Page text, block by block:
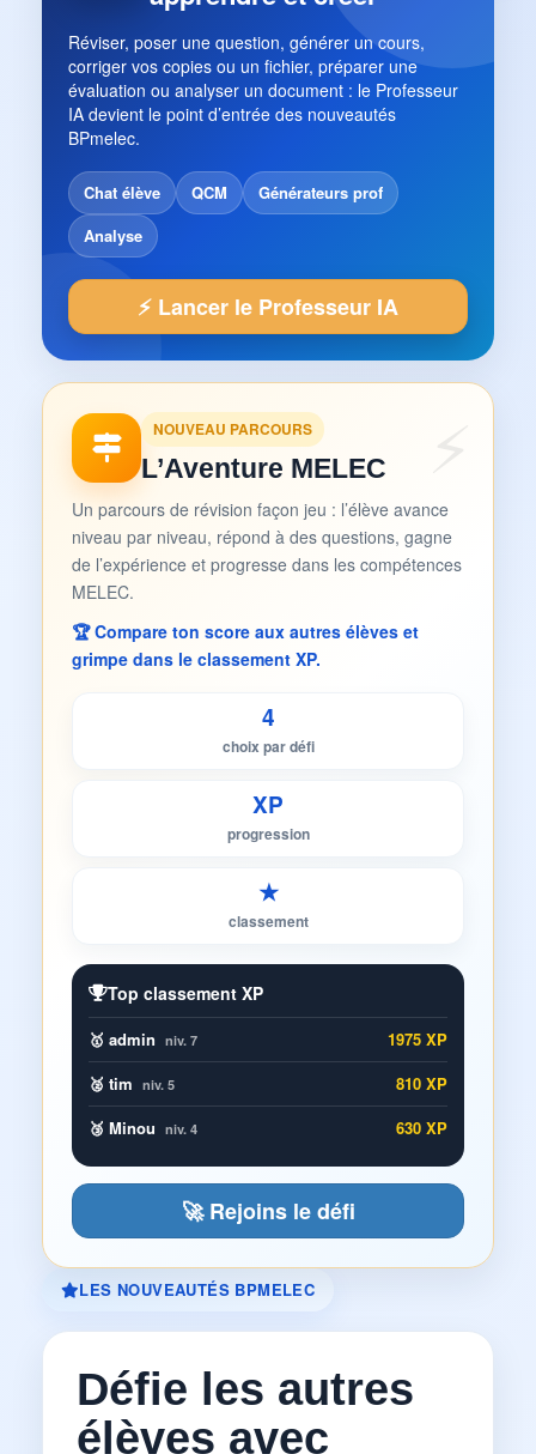
Réviser, poser une question, générer un cours,
corriger vos copies ou un fichier, préparer une
évaluation ou analyser un document : le Professeur
IA devient le point d’entrée des nouveautés
BPmelec.
Chat élève QCM
Générateurs prof
Analyse
⚡ Lancer le Professeur IA
NOUVEAU PARCOURS
L’Aventure MELEC
Un parcours de révision façon jeu : l’élève avance
niveau par niveau, répond à des questions, gagne
de l’expérience et progresse dans les compétences
MELEC.
🏆 Compare ton score aux autres élèves et
grimpe dans le classement XP.
4
choix par défi
XP
progression
★
classement
Top classement XP
🥇 admin niv. 7
1975 XP
🥈 tim niv. 5
810 XP
🥉 Minou niv. 4 630 XP
🚀 Rejoins le défi
LES NOUVEAUTÉS BPMELEC
Défie les autres
élèves avec